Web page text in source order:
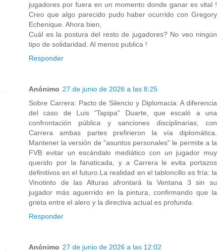
jugadores por fuera en un momento donde ganar es vital !
Creo que algo parecido pudo haber ocurrido con Gregory
Echenique. Ahora bien,
Cuál es la postura del resto de jugadores? No veo ningún
tipo de solidaridad. Al menos publica !
Responder
Anónimo 27 de junio de 2026 a las 8:25
Sobre Carrera: Pacto de Silencio y Diplomacia: A diferencia
del caso de Luis "Tapipa" Duarte, que escaló a una
confrontación pública y sanciones disciplinarias, con
Carrera ambas partes prefirieron la vía diplomática.
Mantener la versión de "asuntos personales" le permite a la
FVB evitar un escándalo mediático con un jugador muy
querido por la fanaticada, y a Carrera le evita portazos
definitivos en el futuro.La realidad en el tabloncillo es fría: la
Vinotinto de las Alturas afrontará la Ventana 3 sin su
jugador más aguerrido en la pintura, confirmando que la
grieta entre el alero y la directiva actual es profunda.
Responder
Anónimo 27 de junio de 2026 a las 12:02